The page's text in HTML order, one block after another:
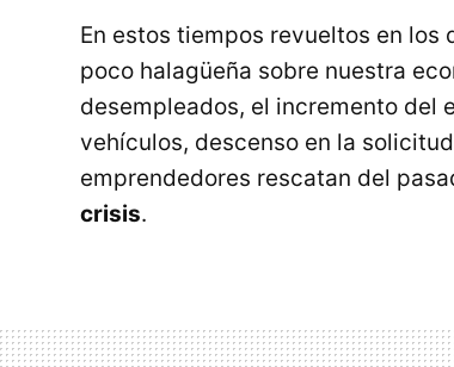
En estos tiempos revueltos en
poco halagüeña sobre nuestra
desempleados, el incremento del
vehículos, descenso en la
emprendedores rescatan del
crisis.